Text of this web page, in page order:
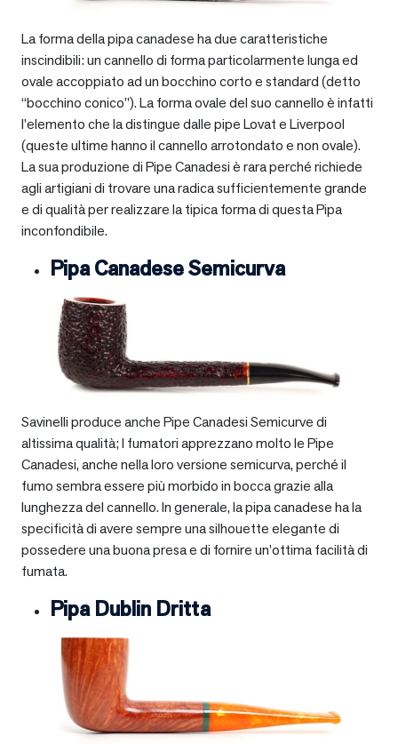
La forma della pipa canadese ha due caratteristiche
inscindibili: un cannello di forma particolarmente lunga ed
ovale accoppiato ad un bocchino corto e standard (detto
“bocchino conico”). La forma ovale del suo cannello è infatti
l’elemento che la distingue dalle pipe Lovat e Liverpool
(queste ultime hanno il cannello arrotondato e non ovale).
La sua produzione di Pipe Canadesi è rara perché richiede
agli artigiani di trovare una radica sufficientemente grande
e di qualità per realizzare la tipica forma di questa Pipa
inconfondibile.
Pipa Canadese Semicurva
Savinelli produce anche Pipe Canadesi Semicurve di
altissima qualità; I fumatori apprezzano molto le Pipe
Canadesi, anche nella loro versione semicurva, perché il
fumo sembra essere più morbido in bocca grazie alla
lunghezza del cannello. In generale, la pipa canadese ha la
specificità di avere sempre una silhouette elegante di
possedere una buona presa e di fornire un’ottima facilità di
fumata.
Pipa Dublin Dritta